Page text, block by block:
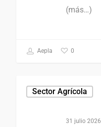
(más…)
Aepla 0
Sector Agrícola
31 julio 2026